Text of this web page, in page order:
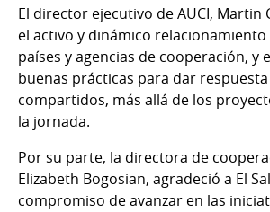
El director ejecutivo de AUCI, Martin
el activo y dinámico
países y agencias de cooperación, y
buenas prácticas para dar
compartidos, más allá de los
la jornada.
Por su parte, la directora de
Elizabeth Bogosian, agradeció a El
compromiso de avanzar en las